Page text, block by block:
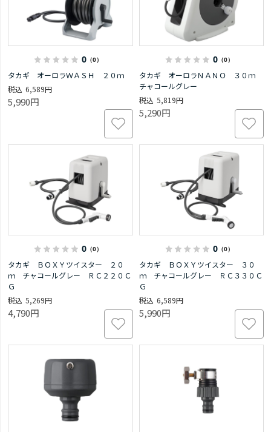
0 （0）
タカギ オーロラＷＡＳＨ ２０ｍ
6,589円
5,990円
0（0）
タカギ オーロラＮＡＮＯ ３０ｍ
チャコールグレー
5,819円
5,290円
0 （0）
タカギ ＢＯＸＹツイスター ２０
ｍ チャコールグレー ＲＣ２２０Ｃ
Ｇ
5,269円
4,790円
0（0）
タカギ ＢＯＸＹツイスター ３０
ｍ チャコールグレー ＲＣ３３０Ｃ
Ｇ
6,589円
5,990円